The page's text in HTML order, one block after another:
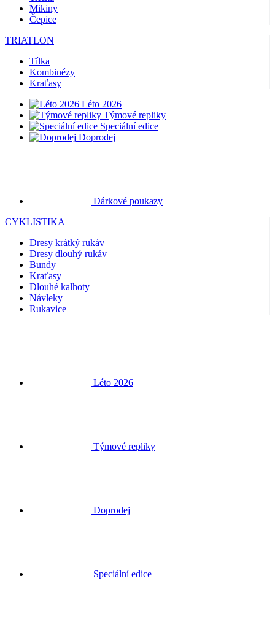
Mikiny
Čepice
TRIATLON
Tílka
Kombinézy
Kraťasy
Léto 2026
Týmové repliky
Speciální edice
Doprodej
Dresy dlouhý rukáv
Kraťasy
Návleky
Rukavice